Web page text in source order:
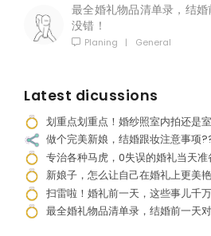
最全婚礼物品清单录，结
没错！
Planing | General
Latest dicussions
划重点划重点！婚纱照室内拍还是
做个完美新娘，结婚跟妆注意事项
专治各种马虎，0失误的婚礼当天准
新娘子，怎么让自己在婚礼上更美
扫雷啦！婚礼前一天，这些事儿千
最全婚礼物品清单录，结婚前一天